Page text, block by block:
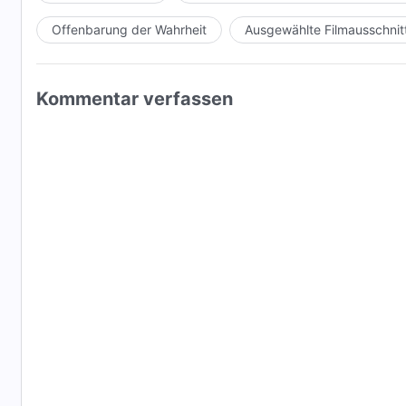
Offenbarung der Wahrheit Ausgewählte
Kommentar verfassen